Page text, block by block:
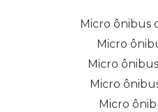
Micro ônibus
Micro
Micro
Micro
Micro